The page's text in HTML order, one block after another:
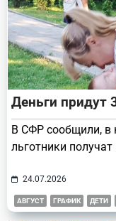
Деньги придут
В СФР сообщили, в
льготники
24.07.2026
АВГУСТ ГРАФИК ДЕТИ